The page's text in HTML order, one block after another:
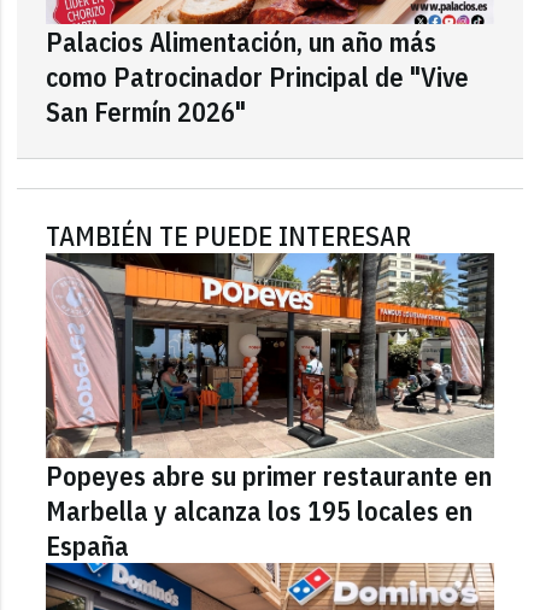
Palacios Alimentación, un año más
como Patrocinador Principal de "Vive
San Fermín 2026"
TAMBIÉN TE PUEDE INTERESAR
Popeyes abre su primer restaurante en
Marbella y alcanza los 195 locales en
España